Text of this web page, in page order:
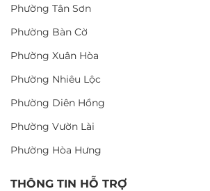
Phường Tân Sơn
Phường Bàn Cờ
Phường Xuân Hòa
Phường Nhiêu Lộc
Phường Diên Hồng
Phường Vườn Lài
Phường Hòa Hưng
THÔNG TIN HỖ TRỢ